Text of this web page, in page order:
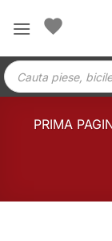
Products
search
PRIMA